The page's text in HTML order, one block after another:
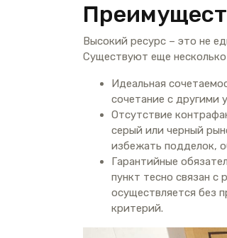
Высокий ресурс – это не
Существуют еще
Идеальная
сочетание с другими
Отсутствие
серый или черный
избежать подделок,
Гарантийные
пункт тесно связан с
осуществляется без
критерий.